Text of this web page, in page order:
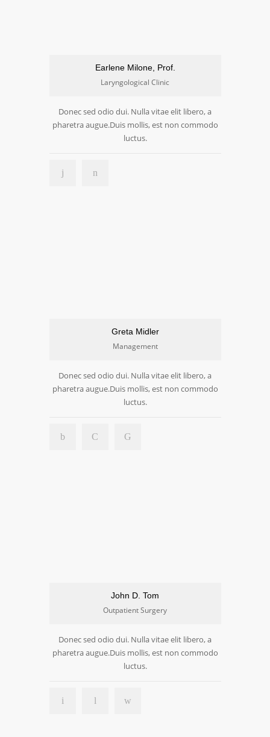
Earlene Milone, Prof.
Laryngological Clinic
Donec sed odio dui. Nulla vitae elit libero, a
pharetra augue.Duis mollis, est non commodo
luctus.
Greta Midler
Management
Donec sed odio dui. Nulla vitae elit libero, a
pharetra augue.Duis mollis, est non commodo
luctus.
John D. Tom
Outpatient Surgery
Donec sed odio dui. Nulla vitae elit libero, a
pharetra augue.Duis mollis, est non commodo
luctus.